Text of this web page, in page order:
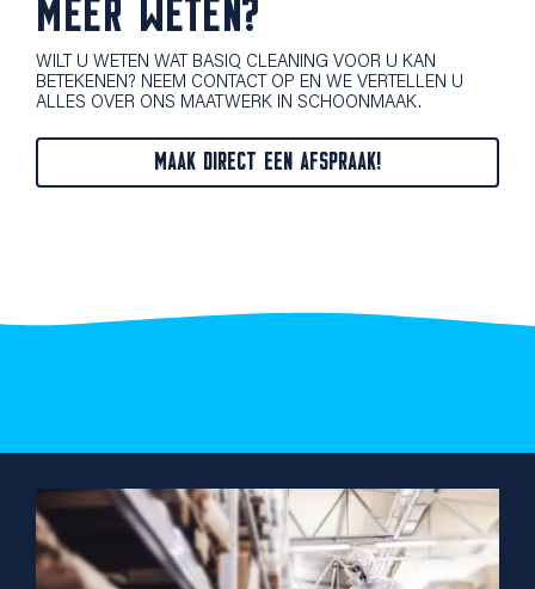
MEER WETEN?
WILT U WETEN WAT BASIQ CLEANING VOOR U KAN
BETEKENEN? NEEM CONTACT OP EN WE VERTELLEN U
ALLES OVER ONS MAATWERK IN SCHOONMAAK.
MAAK DIRECT EEN AFSPRAAK!